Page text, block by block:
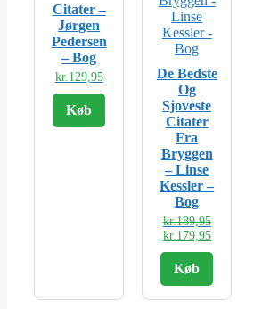
Citater –
Jørgen
Pedersen
– Bog
kr. 129,95
Køb
De Bedste
Og
Sjoveste
Citater
Fra
Bryggen
– Linse
Kessler –
Bog
kr.189,95Den
oprindelige
kr. 179,95Den
Køb